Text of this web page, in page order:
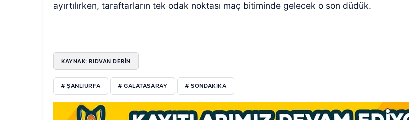
ayırtılırken, taraftarların tek odak noktası maç bitiminde gelecek o son düdük.
KAYNAK: RIDVAN DERİN
# ŞANLIURFA # GALATASARAY # SONDAKIKA